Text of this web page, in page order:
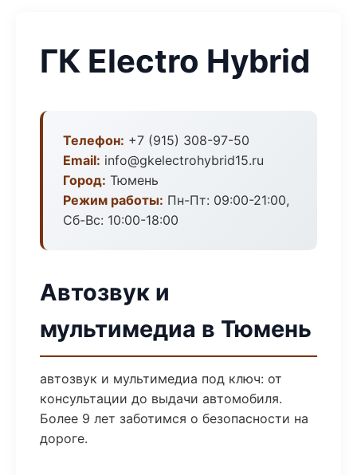
ГК Electro Hybrid
Телефон: +7 (915) 308-97-50
Email: info@gkelectrohybrid15.ru
Город: Тюмень
Режим работы: Пн-Пт: 09:00-21:00,
Сб-Вс: 10:00-18:00
Автозвук и
мультимедиа в Тюмень
автозвук и мультимедиа под ключ: от
консультации до выдачи автомобиля.
Более 9 лет заботимся о безопасности на
дороге.